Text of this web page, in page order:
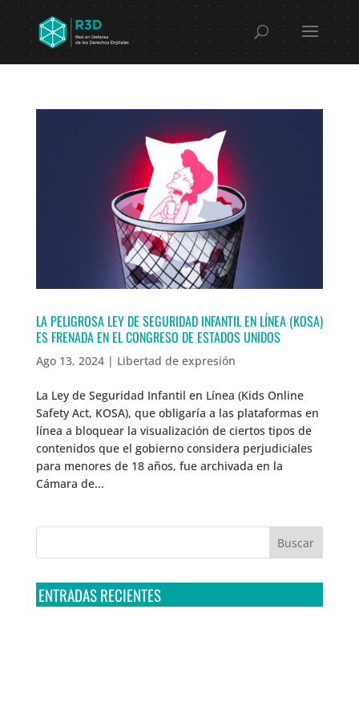
LA PELIGROSA LEY DE SEGURIDAD INFANTIL EN LÍNEA (KOSA)
ES FRENADA EN EL CONGRESO DE ESTADOS UNIDOS
Ago 13, 2024| Libertad de expresión
La Ley de Seguridad Infantil en Línea (Kids Online
Safety Act, KOSA), que obligaría a las plataformas en
línea a bloquear la visualización de ciertos tipos de
contenidos que el gobierno considera perjudiciales
para menores de 18 años, fue archivada en la
Cámara de...
ENTRADAS RECIENTES